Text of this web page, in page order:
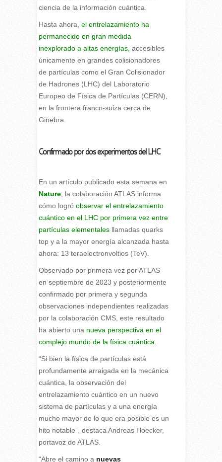
ciencia de la información cuántica.
Hasta ahora, el entrelazamiento ha
permanecido en gran medida
inexplorado a altas energías, accesibles
únicamente en grandes colisionadores
de partículas como el Gran Colisionador
de Hadrones (LHC) del Laboratorio
Europeo de Física de Partículas (CERN),
en la frontera franco-suiza cerca de
Ginebra.
Confirmado por dos experimentos del LHC
En un artículo publicado esta semana en
Nature, la colaboración ATLAS informa
cómo logróobservar el entrelazamiento
cuántico en el LHC por primera vez entre
partículas elementalesllamadas quarks
top y a la mayor energía alcanzada hasta
ahora: 13 teraelectronvoltios (TeV).
Observado por primera vez por ATLAS
en septiembre de 2023 y posteriormente
confirmado por primera y segunda
observaciones independientes realizadas
por la colaboración CMS, este resultado
ha abierto una nueva perspectiva en el
complejo mundo de la física cuántica.
“Si bien la física de partículas está
profundamente arraigada en la mecánica
cuántica, la observación del
entrelazamiento cuántico en un nuevo
sistema de partículas y a una energía
mucho mayor de lo que era posible es un
hito notable”, destaca Andreas Hoecker,
portavoz de ATLAS.
“Abre el camino a nuevas